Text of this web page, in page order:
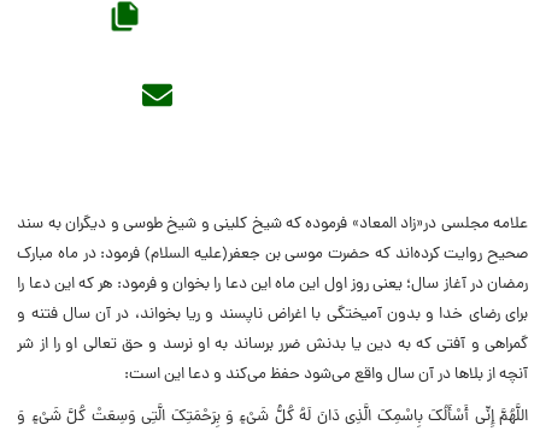
علامه مجلسى در«زاد المعاد» فرموده که شیخ کلینى و شیخ طوسى و دیگران به سند
صحیح روایت کرده‌‏اند که حضرت موسى بن جعفر(علیه السلام) فرمود: در ماه مبارک
رمضان‏ در آغاز سال؛ یعنى روز اول این ماه این دعا را بخوان و فرمود: هر که این دعا را
براى رضای خدا و بدون آمیختگى با اغراض ناپسند و ریا بخواند، در آن سال فتنه و
گمراهى و آفتى که به دین یا بدنش ضرر برساند به‏ او نرسد و حق تعالى او را از شر
آنچه از بلاها در آن سال واقع مى‌‏شود حفظ مى‌کند و دعا این است:
اللَّهُمَّ إِنِّی أَسْأَلُکَ بِاسْمِکَ الَّذِی دَانَ لَهُ کُلُّ شَیْ‏ءٍ وَ بِرَحْمَتِکَ الَّتِی وَسِعَتْ کُلَّ شَیْ‏ءٍ وَ